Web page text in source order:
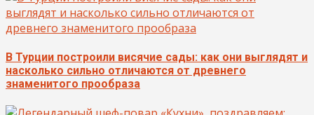
В Турции построили висячие сады: как они выглядят и
насколько сильно отличаются от древнего
знаменитого прообраза